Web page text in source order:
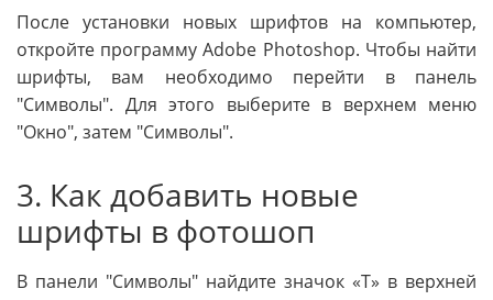
После установки новых шрифтов на компьютер,
откройте программу Adobe Photoshop. Чтобы найти
шрифты, вам необходимо перейти в панель
"Символы". Для этого выберите в верхнем меню
"Окно", затем "Символы".
3. Как добавить новые
шрифты в фотошоп
В панели "Символы" найдите значок «T» в верхней